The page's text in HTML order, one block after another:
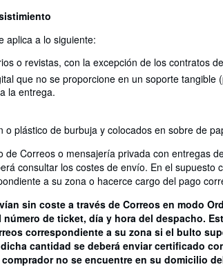
aplica a lo siguiente:
o revistas, con la excepción de los contratos
que no se proporcione en un soporte
la entrega.
o plástico de burbuja y colocados en sobre de
de Correos o mensajería privada con entregas
consultar los costes de envío. En el
a su zona o hacerce cargo del pago
sin coste a través de Correos en modo
de ticket, día y hora del despacho.
correspondiente a su zona si el bulto
cantidad se deberá enviar certificado
no se encuentre en su domicilio